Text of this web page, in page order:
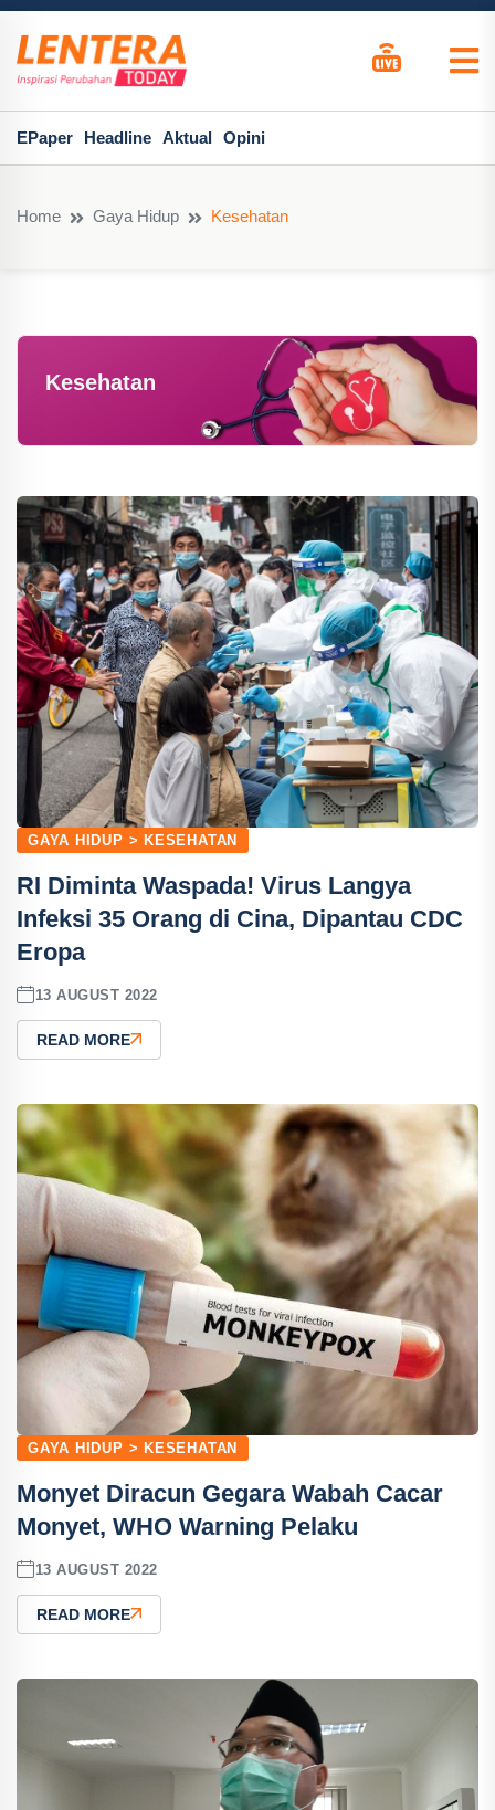
EPaper Headline Aktual Opini
Home Gaya Hidup Kesehatan
Kesehatan
GAYA HIDUP > KESEHATAN
RI Diminta Waspada! Virus Langya
Infeksi 35 Orang di Cina, Dipantau CDC
Eropa
13 AUGUST 2022
READ MORE
GAYA HIDUP > KESEHATAN
Monyet Diracun Gegara Wabah Cacar
Monyet, WHO Warning Pelaku
13 AUGUST 2022
READ MORE